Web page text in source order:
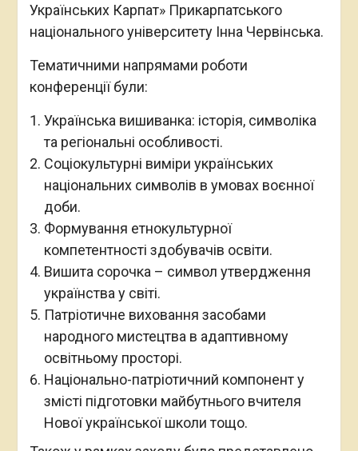
Українських Карпат» Прикарпатського
національного університету Інна Червінська.
Тематичними напрямами роботи
конференції були:
Українська вишиванка: історія, символіка
та регіональні особливості.
Соціокультурні виміри українських
національних символів в умовах воєнної
доби.
Формування етнокультурної
компетентності здобувачів освіти.
Вишита сорочка – символ утвердження
українства у світі.
Патріотичне виховання засобами
народного мистецтва в адаптивному
освітньому просторі.
Національно-патріотичний компонент у
змісті підготовки майбутнього вчителя
Нової української школи тощо.